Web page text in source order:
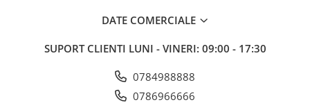
DATE COMERCIALE
SUPORT CLIENTI LUNI - VINERI: 09:00 - 17:30
0784988888
0786966666